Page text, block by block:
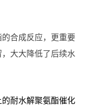
合成反应，更重要
大大降低了后续水
耐水解聚氨酯催化